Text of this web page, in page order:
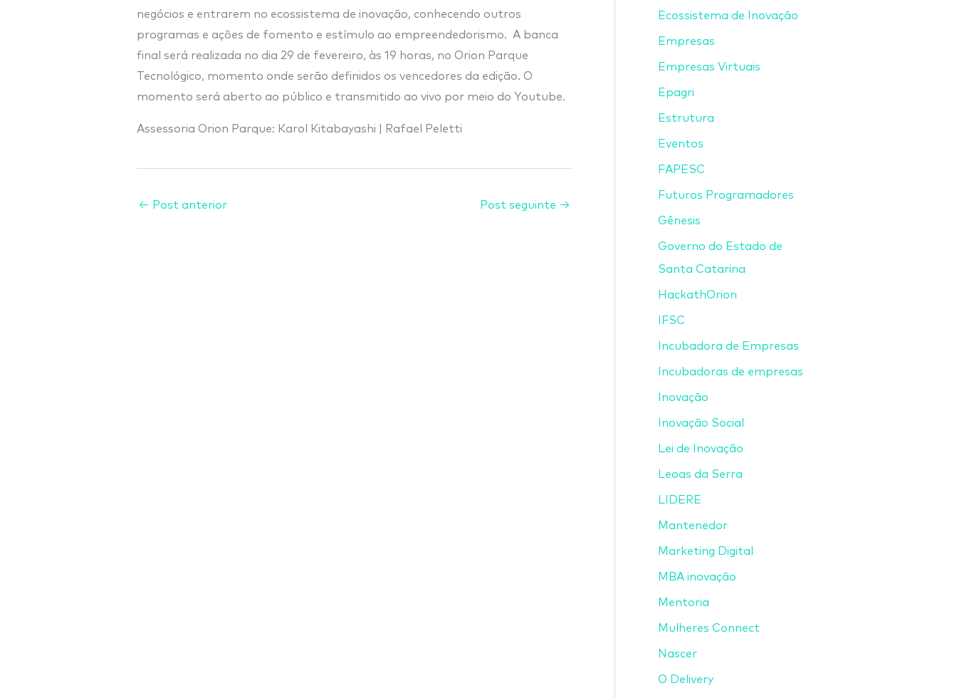
negócios e entrarem no ecossistema de inovação, conhecendo outros
programas e ações de fomento e estímulo ao empreendedorismo. A banca
final será realizada no dia 29 de fevereiro, às 19 horas, no Orion Parque
Tecnológico, momento onde serão definidos os vencedores da edição. O
momento será aberto ao público e transmitido ao vivo por meio do Youtube.
Assessoria Orion Parque: Karol Kitabayashi | Rafael Peletti
← Post anterior Post seguinte →
Ecossistema de Inovação
Empresas
Empresas Virtuais
Epagri
Estrutura
Eventos
FAPESC
Futuros Programadores
Gênesis
Governo do Estado de
Santa Catarina
HackathOrion
IFSC
Incubadora de Empresas
Incubadoras de empresas
Inovação
Inovação Social
Lei de Inovação
Leoas da Serra
LIDERE
Mantenedor
Marketing Digital
MBA inovação
Mentoria
Mulheres Connect
Nascer
O Delivery